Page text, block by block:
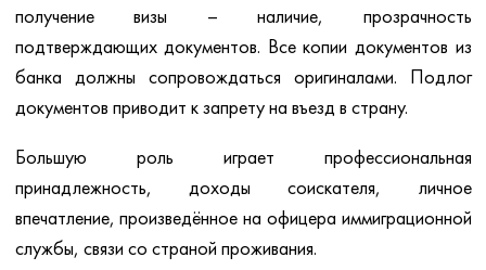
получение визы – наличие, прозрачность
подтверждающих документов. Все копии документов из
банка должны сопровождаться оригиналами. Подлог
документов приводит к запрету на въезд в страну.
Большую роль играет профессиональная
принадлежность, доходы соискателя, личное
впечатление, произведённое на офицера иммиграционной
службы, связи со страной проживания.